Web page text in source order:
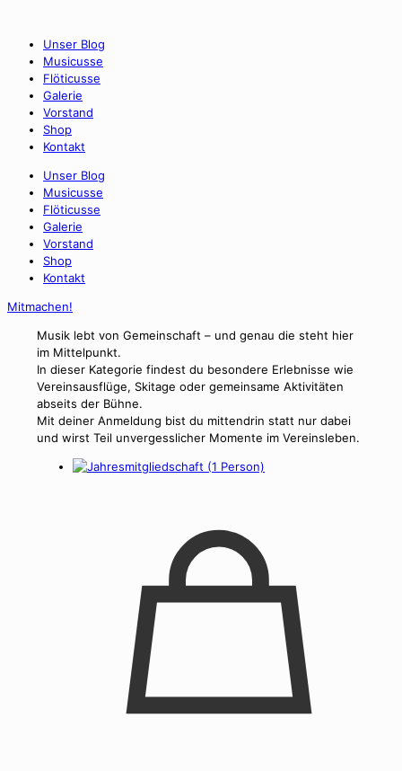
Unser Blog
Musicusse
Flöticusse
Galerie
Vorstand
Shop
Kontakt
Unser Blog
Musicusse
Flöticusse
Galerie
Vorstand
Shop
Kontakt
Mitmachen!
Musik lebt von Gemeinschaft – und genau die steht hier
im Mittelpunkt.
In dieser Kategorie findest du besondere Erlebnisse wie
Vereinsausflüge, Skitage oder gemeinsame Aktivitäten
abseits der Bühne.
Mit deiner Anmeldung bist du mittendrin statt nur dabei
und wirst Teil unvergesslicher Momente im Vereinsleben.